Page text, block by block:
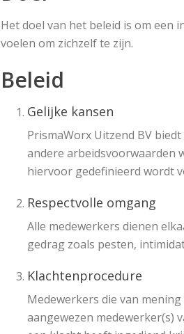
Het doel van het beleid is om een
voelen om zichzelf te zijn.
Beleid
Gelijke kansen
PrismaWorx Uitzend BV
andere arbeidsvoorwaarden
hiervoor gedefinieerd wordt
Respectvolle omgang
Alle medewerkers dienen
gedrag zoals pesten,
Klachtenprocedure
Medewerkers die van
aangewezen medewerker(s)